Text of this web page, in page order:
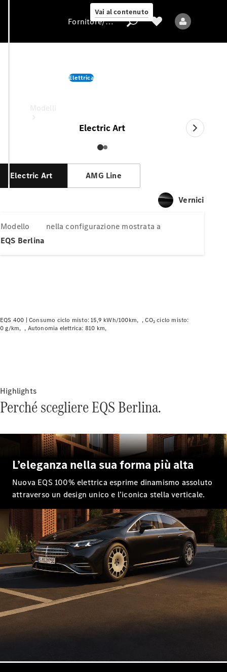
Vai al contenuto
Tutti i modelli
Modelli elettrici
Modelli plug-in hybrid
Berlina
Classe
C
Nuova Elettrica
EQE
Berlina
Elettrica
EQS
Berlina
Elettrica
Classe E
Berlina
Classe S
Classe S
Passo
Lungo
Mercedes-
Maybach
Classe S
Test Drive
Configuratore
Mercedes-
Benz Store
SUV & Fuoristrada
Fornitore/protezione dati
Elettrica
Electric Art
Electric Art AMG Line
Vernici
Modello
EQS Berlina
nella configurazione mostrata a
EQS 400 |Consumo ciclo misto: 15,9 kWh/100km
CO₂ ciclo misto:
0 g/km
Autonomia elettrica: 810 km
Highlights
Perché scegliere EQS Berlina.
L’eleganza nella sua forma più alta
Nuova EQS 100% elettrica esprime dinamismo assoluto
attraverso un design unico e l’iconica stella verticale.